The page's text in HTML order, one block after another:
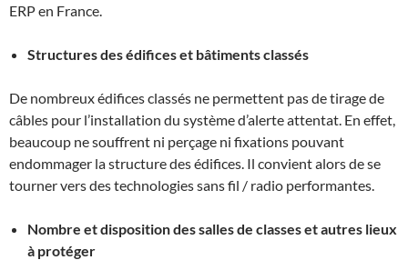
ERP en France.
Structures des édifices et bâtiments classés
De nombreux édifices classés ne permettent pas de tirage de
câbles pour l’installation du système d’alerte attentat. En effet,
beaucoup ne souffrent ni perçage ni fixations pouvant
endommager la structure des édifices. Il convient alors de se
tourner vers des technologies sans fil / radio performantes.
Nombre et disposition des salles de classes et autres lieux
à protéger